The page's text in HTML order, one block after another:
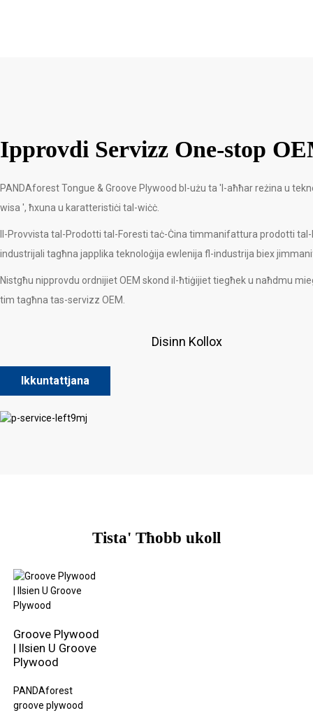
Ipprovdi Servizz One-stop
PANDAforest Tongue & Groove Plywood bl-użu ta 'l-aħħar reżina u
wisa ', ħxuna u karatteristiċi tal-wiċċ.
Il-Provvista tal-Prodotti tal-Foresti taċ-Ċina timmanifattura prodotti
industrijali tagħna japplika teknoloġija ewlenija fl-industrija biex
Nistgħu nipprovdu ordnijiet OEM skond il-ħtiġijiet tiegħek u naħdmu
tim tagħna tas-servizz OEM.
Disinn Kollox
Ikkuntattjana
Tista' Tħobb ukoll
Groove Plywood
| Ilsien U Groove
Plywood
PANDAforest
groove plywood